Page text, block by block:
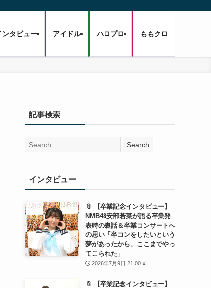
ンタビュー アイドル ハロプロ ももクロ
記事検索
検
索:
インタビュー
📎 【卒業記念インタビュー】
NMB48安部若菜が語る卒業発
表時の裏話＆卒業コンサートへ
の思い「卒コンをしたいという
夢があったから、ここまでやっ
てこられた」
2026年7月9日 21:00 ⌛
📎 【卒業記念インタビュー】